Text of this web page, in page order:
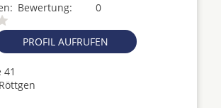
0
Bewertung:
PROFIL AUFRUFEN